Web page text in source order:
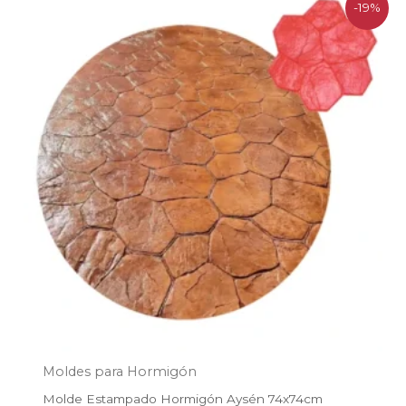
-19%
Moldes para Hormigón
Molde Estampado Hormigón Aysén 74x74cm
original
era:
$113.900.
actual
es:
$92.200.